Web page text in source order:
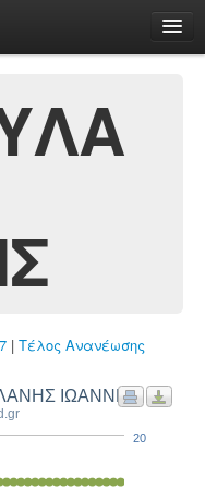
| Τέλος Ανανέωσης
ΙΩΑΝΝΗΣ
20